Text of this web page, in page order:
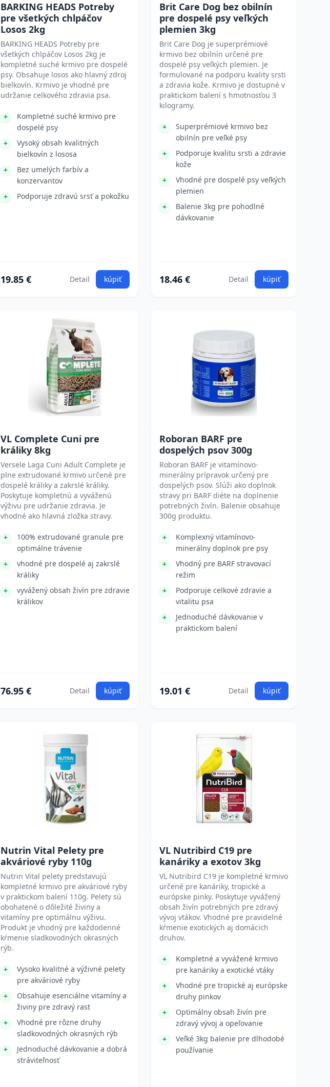
BARKING HEADS Potreby
pre všetkých chlpáčov
Losos 2kg
BARKING HEADS Potreby pre
všetkých chlpáčov Losos 2kg je
kompletné suché krmivo pre dospelé
psy. Obsahuje losos ako hlavný zdroj
bielkovín. Krmivo je vhodné pre
udržanie celkového zdravia psa.
Kompletné suché krmivo pre
dospelé psy
Vysoký obsah kvalitných
bielkovín z lososa
Bez umelých farbív a
konzervantov
Podporuje zdravú srsť a pokožku
19.85 € Detail kúpiť
Brit Care Dog bez obilnín
pre dospelé psy veľkých
plemien 3kg
Brit Care Dog je superprémiové
krmivo bez obilnín určené pre
dospelé psy veľkých plemien. Je
formulované na podporu kvality srsti
a zdravia kože. Krmivo je dostupné v
praktickom balení s hmotnosťou 3
kilogramy.
Superprémiové krmivo bez
obilnín pre veľké psy
Podporuje kvalitu srsti a zdravie
kože
Vhodné pre dospelé psy veľkých
plemien
Balenie 3kg pre pohodlné
dávkovanie
18.46 € Detail kúpiť
VL Complete Cuni pre
králiky 8kg
Versele Laga Cuni Adult Complete je
plne extrudované krmivo určené pre
dospelé králiky a zakrslé králiky.
Poskytuje kompletnú a vyváženú
výživu pre udržanie zdravia. Je
vhodné ako hlavná zložka stravy.
100% extrudované granule pre
optimálne trávenie
vhodné pre dospelé aj zakrslé
králiky
vyvážený obsah živín pre zdravie
králikov
76.95 € Detail kúpiť
Roboran BARF pre
dospelých psov 300g
Roboran BARF je vitamínovo-
minerálny prípravok určený pre
dospelých psov. Slúži ako doplnok
stravy pri BARF diéte na doplnenie
potrebných živín. Balenie obsahuje
300g produktu.
Komplexný vitamínovo-
minerálny doplnok pre psy
Vhodný pre BARF stravovací
režim
Podporuje celkové zdravie a
vitalitu psa
Jednoduché dávkovanie v
praktickom balení
19.01 € Detail kúpiť
Nutrin Vital Pelety pre
akváriové ryby 110g
Nutrin Vital pelety predstavujú
kompletné krmivo pre akváriové ryby
v praktickom balení 110g. Pelety sú
obohatené o dôležité živiny a
vitamíny pre optimálnu výživu.
Produkt je vhodný pre každodenné
kŕmenie sladkovodných okrasných
rýb.
Vysoko kvalitné a výživné pelety
pre akváriové ryby
Obsahuje esenciálne vitamíny a
živiny pre zdravý rast
Vhodné pre rôzne druhy
sladkovodných okrasných rýb
Jednoduché dávkovanie a dobrá
stráviteľnosť
VL Nutribird C19 pre
kanáriky a exotov 3kg
VL Nutribird C19 je kompletné krmivo
určené pre kanáriky, tropické a
európske pinky. Poskytuje vyvážený
obsah živín potrebných pre zdravý
vývoj vtákov. Vhodné pre pravidelné
kŕmenie exotických aj domácich
druhov.
Kompletné a vyvážené krmivo
pre kanáriky a exotické vtáky
Vhodné pre tropické aj európske
druhy pinkov
Optimálny obsah živín pre
zdravý vývoj a opeľovanie
Veľké 3kg balenie pre dlhodobé
používanie